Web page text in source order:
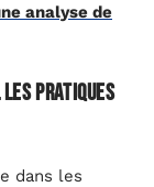
analyse de
pratiques
dans les